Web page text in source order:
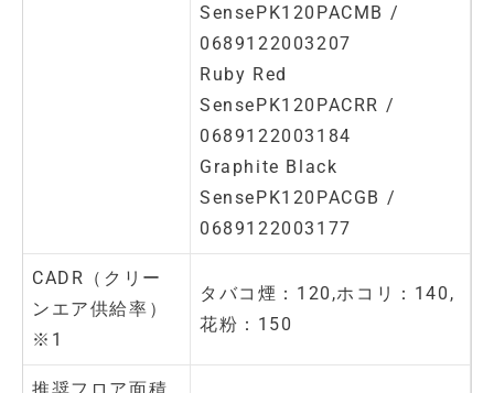
SensePK120PACMB /
0689122003207
Ruby Red
SensePK120PACRR /
0689122003184
Graphite Black
SensePK120PACGB /
0689122003177
CADR（クリー
ンエア供給率）
※1
タバコ煙：120,ホコリ：140,
花粉：150
推奨フロア面積